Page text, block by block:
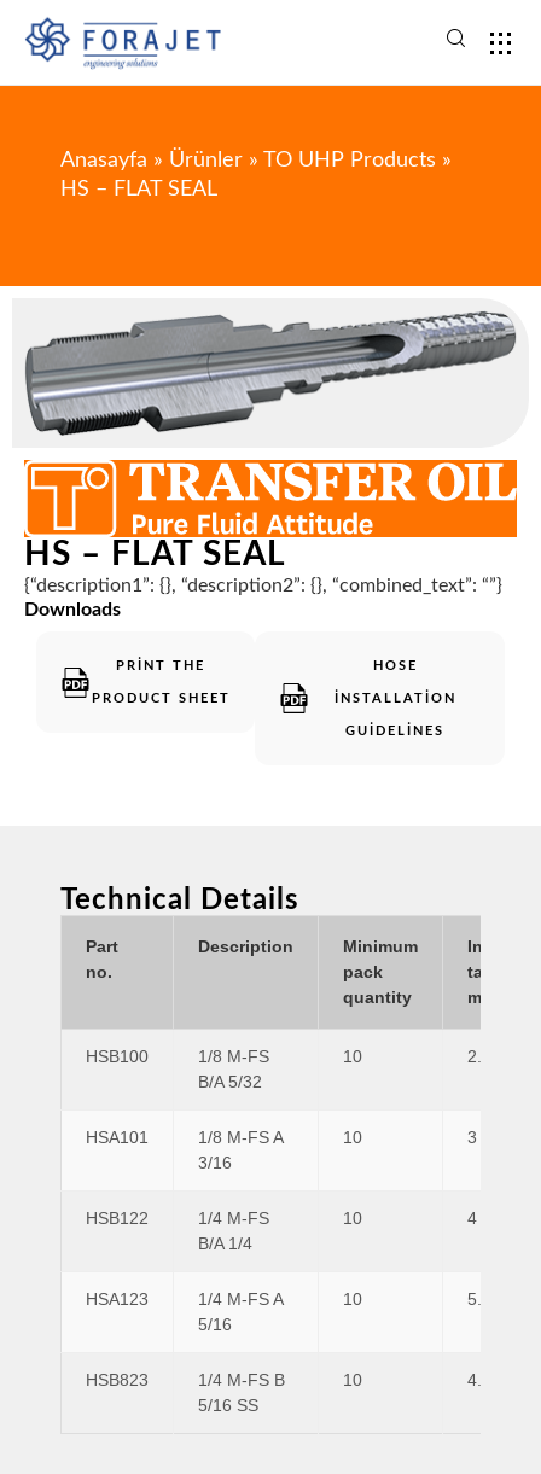
Anasayfa » Ürünler » TO UHP Products »
HS – FLAT SEAL
HS – FLAT SEAL
{“description1”: {}, “description2”: {}, “combined_text”: “”}
Downloads
PRINT THE
PRODUCT SHEET
HOSE
INSTALLATION
GUIDELINES
Technical Details
Part
no.
Description
Minimum
pack
quantity
Insert
tail ID
mm
HSB100
1/8 M-FS
B/A 5/32
10 2.5
HSA101
1/8 M-FS A
3/16
10 3
HSB122
1/4 M-FS
B/A 1/4
10 4
HSA123
1/4 M-FS A
5/16
10 5.5
HSB823
1/4 M-FS B
5/16 SS
10 4.5